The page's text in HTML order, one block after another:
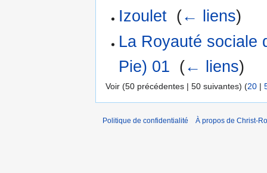
Izoulet (← liens)
La Royauté sociale
Pie) 01 (← liens)
Voir (50 précédentes | 50 suivantes) (20 |
Politique de confidentialité À propos de Christ-